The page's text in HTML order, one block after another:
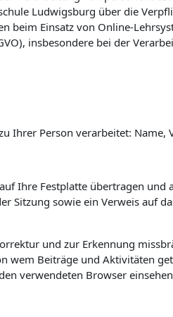
Ludwigsburg über die
beim Einsatz von Online-
insbesondere bei der
Person verarbeitet: Name,
Ihre Festplatte übertragen
Sitzung sowie ein Verweis auf
und zur Erkennung
wem Beiträge und Aktivitäten
verwendeten Browser